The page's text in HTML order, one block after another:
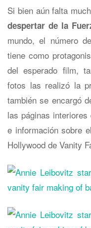
Si bien aún falta
despertar de la
mundo, el número
tiene como
del esperado film,
fotos las realizó la
también se encargó
las páginas
e información sobre
Hollywood de Vanity